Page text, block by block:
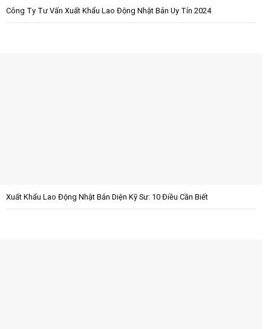
Công Ty Tư Vấn Xuất Khẩu Lao Động Nhật Bản Uy Tín 2024
Xuất Khẩu Lao Động Nhật Bản Diện Kỹ Sư: 10 Điều Cần Biết